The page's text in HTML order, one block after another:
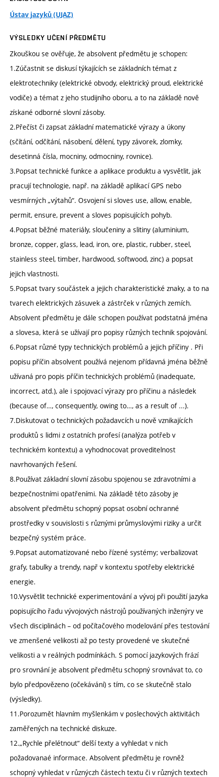
Ústav jazyků (UJAZ)
VÝSLEDKY UČENÍ PŘEDMĚTU
Zkouškou se ověřuje, že absolvent předmětu je schopen:
1.Zúčastnit se diskusí týkajících se základních témat z
elektrotechniky (elektrické obvody, elektrický proud, elektrické
vodiče) a témat z jeho studijního oboru, a to na základě nově
získané odborné slovní zásoby.
2.Přečíst či zapsat základní matematické výrazy a úkony
(sčítání, odčítání, násobení, dělení, typy závorek, zlomky,
desetinná čísla, mocniny, odmocniny, rovnice).
3.Popsat technické funkce a aplikace produktu a vysvětlit, jak
pracují technologie, např. na základě aplikací GPS nebo
vesmírných „výtahů“. Osvojení si sloves use, allow, enable,
permit, ensure, prevent a sloves popisujících pohyb.
4.Popsat běžné materiály, sloučeniny a slitiny (aluminium,
bronze, copper, glass, lead, iron, ore, plastic, rubber, steel,
stainless steel, timber, hardwood, softwood, zinc) a popsat
jejich vlastnosti.
5.Popsat tvary součástek a jejich charakteristické znaky, a to na
tvarech elektrických zásuvek a zástrček v různých zemích.
Absolvent předmětu je dále schopen používat podstatná jména
a slovesa, která se užívají pro popisy různých technik spojování.
6.Popsat různé typy technických problémů a jejich příčiny . Při
popisu příčin absolvent používá nejenom přídavná jména běžně
užívaná pro popis příčin technických problémů (inadequate,
incorrect, atd.), ale i spojovací výrazy pro příčinu a následek
(because of…, consequently, owing to…, as a result of ...).
7.Diskutovat o technických požadavcích u nově vznikajících
produktů s lidmi z ostatních profesí (analýza potřeb v
technickém kontextu) a vyhodnocovat proveditelnost
navrhovaných řešení.
8.Používat základní slovní zásobu spojenou se zdravotními a
bezpečnostními opatřeními. Na základě této zásoby je
absolvent předmětu schopný popsat osobní ochranné
prostředky v souvislosti s různými průmyslovými riziky a určit
bezpečný systém práce.
9.Popsat automatizované nebo řízené systémy; verbalizovat
grafy, tabulky a trendy, např v kontextu spotřeby elektrické
energie.
10.Vysvětlit technické experimentování a vývoj při použití jazyka
popisujícího řadu vývojových nástrojů používaných inženýry ve
všech disciplinách – od počítačového modelování přes testování
ve zmenšené velikosti až po testy provedené ve skutečné
velikosti a v reálných podmínkách. S pomocí jazykových frází
pro srovnání je absolvent předmětu schopný srovnávat to, co
bylo předpovězeno (očekávání) s tím, co se skutečně stalo
(výsledky).
11.Porozumět hlavním myšlenkám v poslechových aktivitách
zaměřených na technické diskuze.
12.„Rychle přelétnout“ delší texty a vyhledat v nich
požadovanaé informace. Absolvent předmětu je rovněž
schopný vyhledat v různýczh částech textu či v různých textech